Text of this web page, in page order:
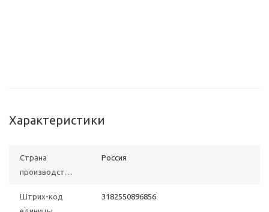
Характеристики
Страна
производства
Poccия
Штрих-код
3182550896856